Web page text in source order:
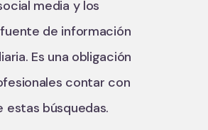
media y los
de información
Es una obligación
contar con
estas búsquedas.